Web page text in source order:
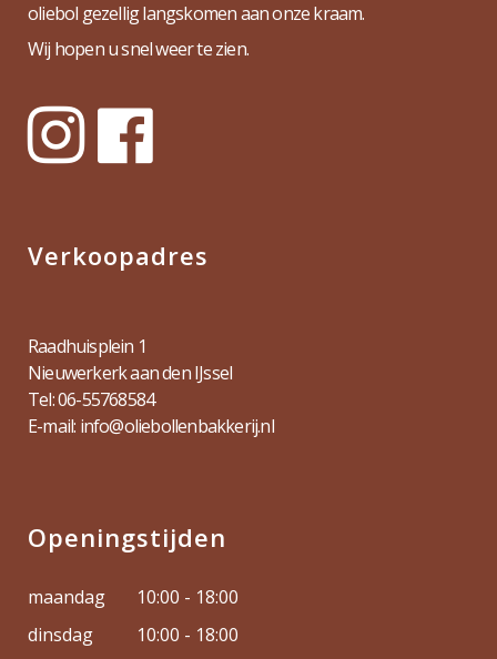
oliebol gezellig langskomen aan onze kraam.
Wij hopen u snel weer te zien.
Verkoopadres
Raadhuisplein 1
Nieuwerkerk aan den IJssel
Tel: 06-55768584
E-mail: info@oliebollenbakkerij.nl
Openingstijden
maandag
10:00 - 18:00
dinsdag
10:00 - 18:00